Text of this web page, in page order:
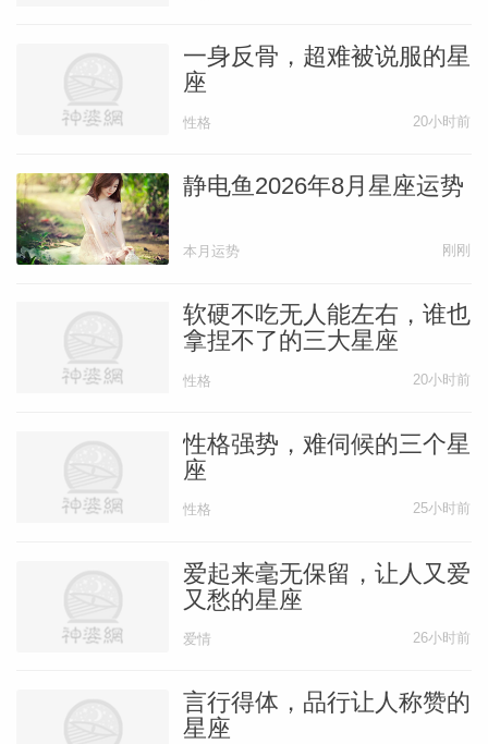
少女角色，成熟、温柔、大姐姐类型的角色
更容易引发爆点喔！
也可能会迎来新的进展。这也许是一段来得
快去得快的感情，或者双方并没有进入成熟
稳定的恋爱关系中，仍在互相接触了解中，
因此不太会有相关曝光出现在大众视野。也
许2028年不算是优质的桃花年，但在财运
方面还是有幸运加成的，这一年的商业运势
最后，看着宋祖儿戏长大的小编实名制期待
祖儿能消除争议，重新杀回影视圈。
本文作者
星座女神
一身反骨，超难被说服的星
座
性格 20小时前
静电鱼2026年8月星座运势
本月运势 刚刚
软硬不吃无人能左右，谁也
拿捏不了的三大星座
性格 20小时前
性格强势，难伺候的三个星
座
性格 25小时前
爱起来毫无保留，让人又爱
又愁的星座
爱情 26小时前
言行得体，品行让人称赞的
星座